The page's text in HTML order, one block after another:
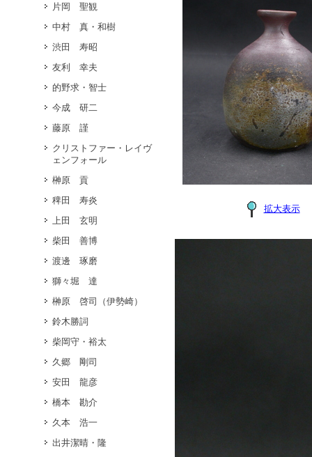
片岡 聖観
中村 真・和樹
渋田 寿昭
友利 幸夫
的野求・智士
今成 研二
藤原 謹
クリストファー・レイヴ
ェンフォール
榊原 貢
稗田 寿炎
上田 玄明
柴田 善博
渡邊 琢磨
獅々堀 達
榊原 啓司（伊勢崎）
鈴木勝詞
柴岡守・裕太
久郷 剛司
安田 龍彦
橋本 勘介
久本 浩一
出井潔晴・隆
拡大表示